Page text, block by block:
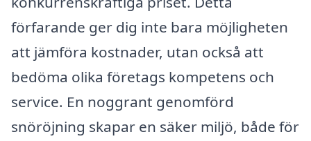
förfarande ger dig inte bara möjligheten
att jämföra kostnader, utan också att
bedöma olika företags kompetens och
service. En noggrant genomförd
snöröjning skapar en säker miljö, både för